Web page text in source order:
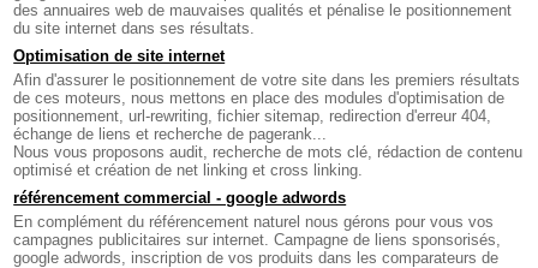
des annuaires web de mauvaises qualités et pénalise le positionnement
du site internet dans ses résultats.
Optimisation de site internet
Afin d'assurer le positionnement de votre site dans les premiers résultats
de ces moteurs, nous mettons en place des modules d'optimisation de
positionnement, url-rewriting, fichier sitemap, redirection d'erreur 404,
échange de liens et recherche de pagerank...
Nous vous proposons audit, recherche de mots clé, rédaction de contenu
optimisé et création de net linking et cross linking.
référencement commercial - google adwords
En complément du référencement naturel nous gérons pour vous vos
campagnes publicitaires sur internet. Campagne de liens sponsorisés,
google adwords, inscription de vos produits dans les comparateurs de